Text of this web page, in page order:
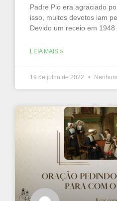
Padre Pio era agraciado
isso, muitos devotos iam
Devido um receio em
LEIA MAIS »
19 de julho de 2022